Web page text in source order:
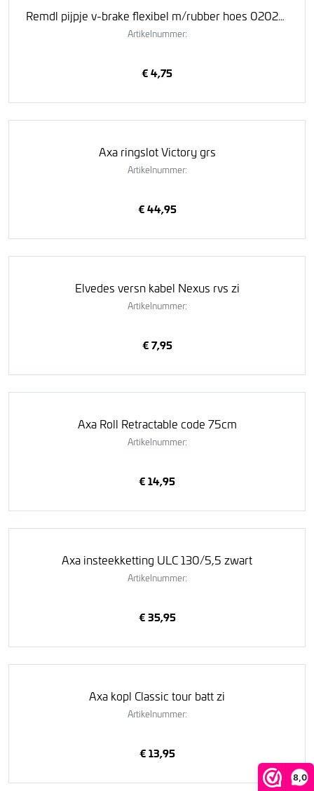
8,0
Remdl pijpje v-brake flexibel m/rubber hoes 020238
Artikelnummer:
€ 4,75
Axa ringslot Victory grs
Artikelnummer:
€ 44,95
Elvedes versn kabel Nexus rvs zi
Artikelnummer:
€ 7,95
Axa Roll Retractable code 75cm
Artikelnummer:
€ 14,95
Axa insteekketting ULC 130/5,5 zwart
Artikelnummer:
€ 35,95
Axa kopl Classic tour batt zi
Artikelnummer:
€ 13,95